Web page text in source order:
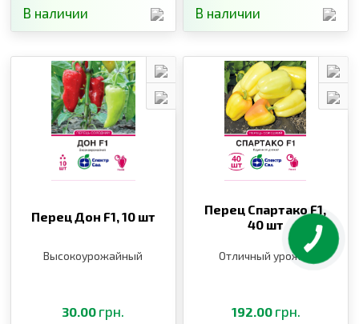
В наличии В наличии
Перец Дон F1,10 шт
Высокоурожайный
30.00 грн.
Перец Спартако F1,
40 шт
Отличный урожай
192.00 грн.